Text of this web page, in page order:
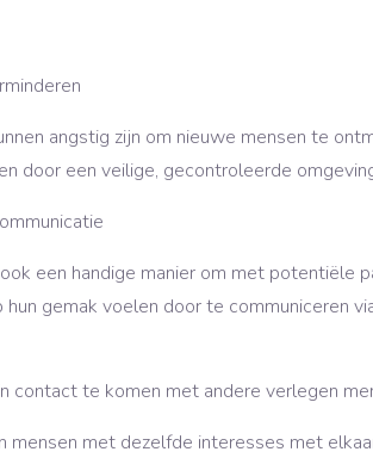
angstig zijn om nieuwe mensen te
door een veilige, gecontroleerde
een handige manier om met potentiële
hun gemak voelen door te communiceren
contact te komen met andere verlegen
mensen met dezelfde interesses met